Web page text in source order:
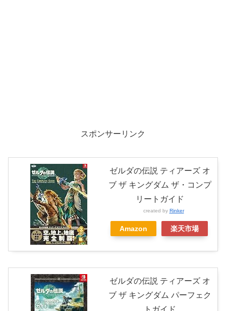
スポンサーリンク
ゼルダの伝説 ティアーズ オ
ブ ザ キングダム ザ・コンプ
リートガイド
created by Rinker
Amazon 楽天市場
ゼルダの伝説 ティアーズ オ
ブ ザ キングダム パーフェク
トガイド